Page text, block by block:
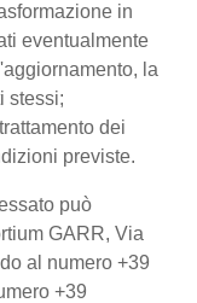
in
eventualmente
la
stessi;
dei
previste.
può
GARR, Via
al numero +39
+39